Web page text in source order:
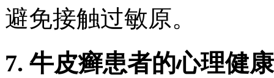
避免接触过敏原。
7. 牛皮癣患者的心理健